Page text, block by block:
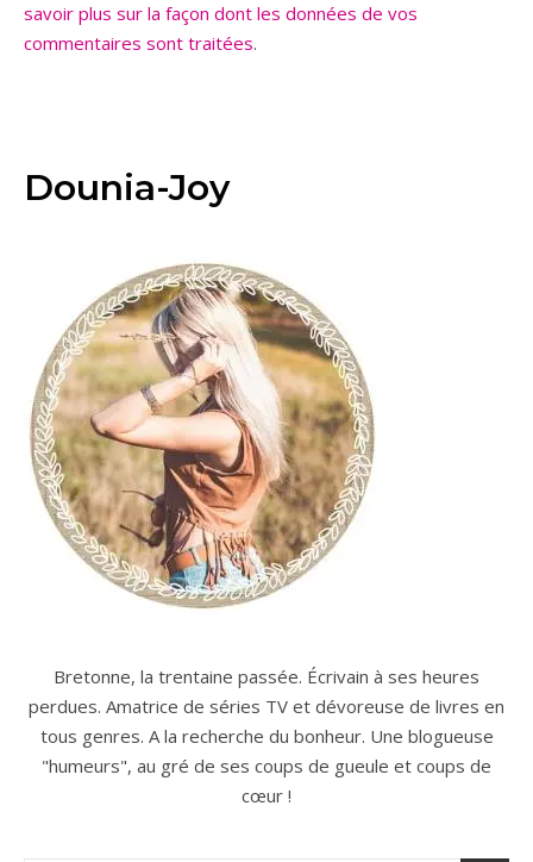
savoir plus sur la façon dont les données de vos
commentaires sont traitées.
Dounia-Joy
Bretonne, la trentaine passée. Écrivain à ses heures
perdues. Amatrice de séries TV et dévoreuse de livres en
tous genres. A la recherche du bonheur. Une blogueuse
"humeurs", au gré de ses coups de gueule et coups de
cœur !